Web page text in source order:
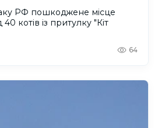
РФ пошкоджене місце
котів із притулку "Кіт
64